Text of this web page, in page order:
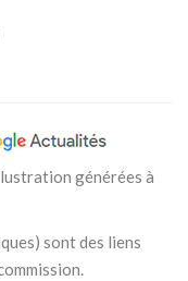
générées à
sont des liens